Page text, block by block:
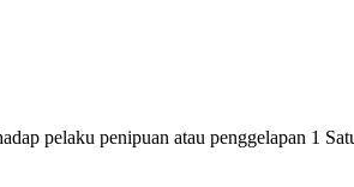
pelaku penipuan atau penggelapan 1